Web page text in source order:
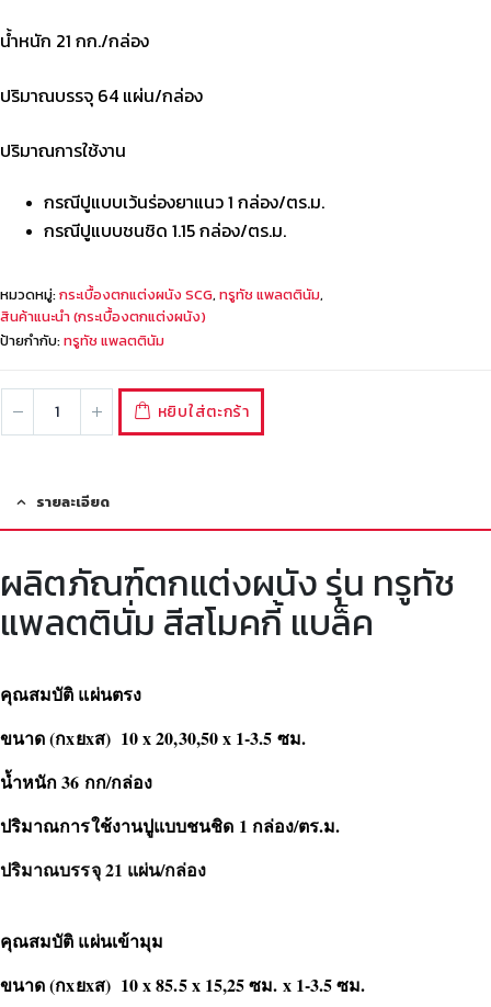
น้ำหนัก 21 กก./กล่อง
ปริมาณบรรจุ 64 แผ่น/กล่อง
ปริมาณการใช้งาน
กรณีปูแบบเว้นร่องยาแนว 1 กล่อง/ตร.ม.
กรณีปูแบบชนชิด 1.15 กล่อง/ตร.ม.
หมวดหมู่:กระเบื้องตกแต่งผนัง SCG, ทรูทัช แพลตตินัม,
สินค้าแนะนำ (กระเบื้องตกแต่งผนัง)
ป้ายกำกับ:ทรูทัช แพลตตินัม
หยิบใส่ตะกร้า
รายละเอียด
ผลิตภัณฑ์ตกแต่งผนัง รุ่น ทรูทัช
แพลตตินั่ม สีสโมคกี้ แบล็ค
คุณสมบัติ แผ่นตรง
ขนาด (กxยxส) 10 x 20,30,50 x 1-3.5 ซม.
น้ำหนัก 36 กก/กล่อง
ปริมาณการใช้งานปูแบบชนชิด 1 กล่อง/ตร.ม.
ปริมาณบรรจุ 21 แผ่น/กล่อง
คุณสมบัติ แผ่นเข้ามุม
ขนาด (กxยxส) 10 x 85.5 x 15,25 ซม. x 1-3.5 ซม.